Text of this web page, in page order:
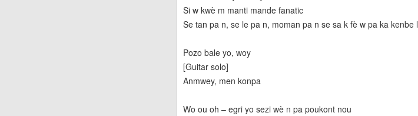
Si w kwè m manti mande fanatic
Se tan pa n, se le pa n, moman pa n se sa k fè w pa ka kenbe l
Pozo bale yo, woy
[Guitar solo]
Anmwey, men konpa
Wo ou oh – egri yo sezi wè n pa poukont nou